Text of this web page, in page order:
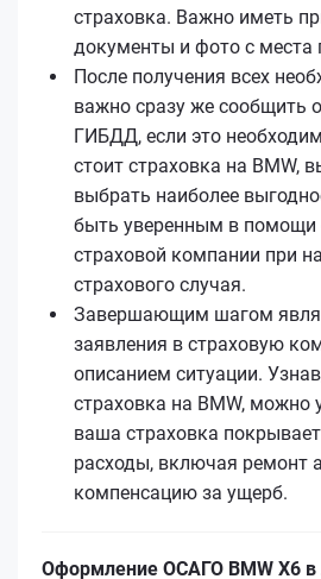
страховка. Важно иметь
документы и фото с места
После получения всех
важно сразу же сообщить
ГИБДД, если это
стоит страховка на BMW,
выбрать наиболее
быть уверенным в помощи
страховой компании при
страхового случая.
Завершающим шагом
заявления в страховую
описанием ситуации.
страховка на BMW, можно
ваша страховка
расходы, включая ремонт
компенсацию за ущерб.
Оформление ОСАГО BMW X6 в